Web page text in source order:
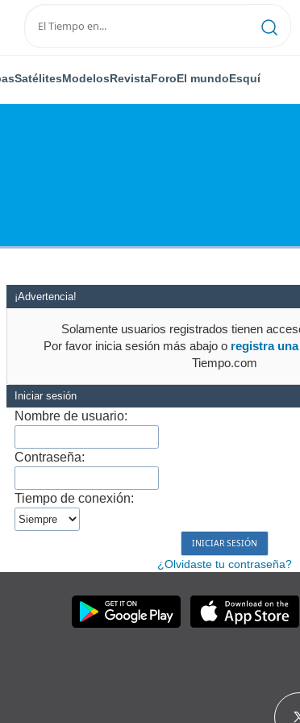
SatélitesModelosRevistaForoEl mundoEsquí
¡Advertencia!
Solamente usuarios registrados tienen
Por favor inicia sesión más abajo o registra
Tiempo.com
Iniciar sesión
Nombre de usuario:
Contraseña:
Tiempo de conexión:
¿Olvidaste tu contraseña?